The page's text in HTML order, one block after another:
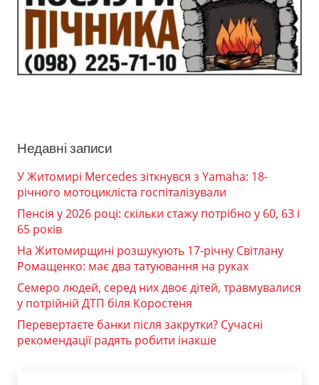
Недавні записи
У Житомирі Mercedes зіткнувся з Yamaha: 18-
річного мотоцикліста госпіталізували
Пенсія у 2026 році: скільки стажу потрібно у 60, 63 і
65 років
На Житомирщині розшукують 17-річну Світлану
Ромащенко: має два татуювання на руках
Семеро людей, серед них двоє дітей, травмувалися
у потрійній ДТП біля Коростеня
Перевертаєте банки після закрутки? Сучасні
рекомендації радять робити інакше